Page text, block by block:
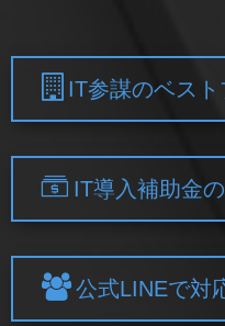
IT参謀のベス
IT導入補助金
公式LINEで対